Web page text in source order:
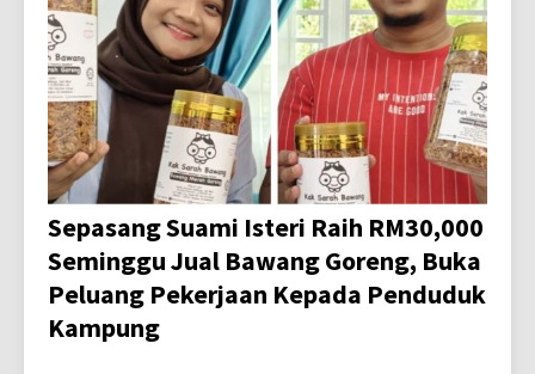
Sepasang Suami Isteri Raih RM30,000
Seminggu Jual Bawang Goreng, Buka
Peluang Pekerjaan Kepada Penduduk
Kampung